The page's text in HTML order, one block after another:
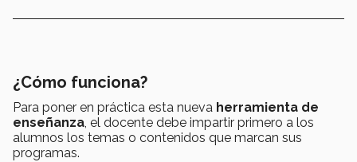
¿Cómo funciona?
Para poner en práctica esta nueva herramienta de
enseñanza, el docente debe impartir primero a los
alumnos los temas o contenidos que marcan sus
programas.